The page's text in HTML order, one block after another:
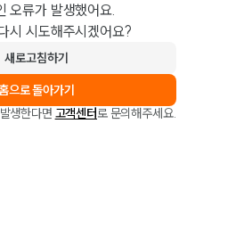
오류가 발생했어요.
시 시도해주시겠어요?
새로고침하기
으로 돌아가기
생한다면 고객센터로 문의해주세요.